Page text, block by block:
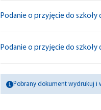
Podanie o przyjęcie do
Podanie o przyjęcie do
Pobrany dokument wydrukuj i